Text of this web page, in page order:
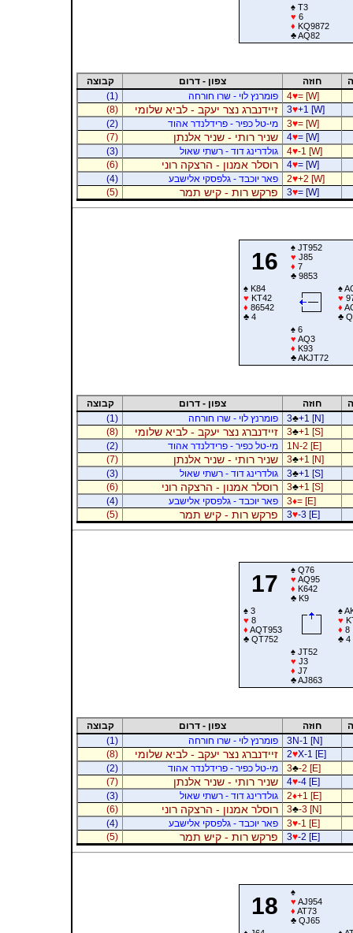
♠T3
♥ 6
♦ KQ9872
♣AQ82
חוזה צפון - דרום
קבוצה
4♥= [W] פומרנץ לוי - שרו חורחה
(1)
3♥+1 [W] זיידנברג נצר יעקב - לביא שלומי
(8)
3♥= [W] מי-טל כפיר - פרידלנדר אהוד
(2)
4♥= [W] שניר רותי - שניר אלנתן
(7)
4♥-1 [W] גולדרינג דוד - רשתי שאול
(3)
4♥= [W] רוסלר אמנון - הרצקה רוני
(6)
2♥+2 [W] פאר יוכבד - גלפסקי אלישבע
(4)
3♥= [W] פרקש רות - קיש תמר (5)
16
♠JT952
♥ J85
♦ 7
♣9853
♠K84
♥ KT42
♦ 86542
♣4
♠
♥
♦
♣
♠6
♥ AQ3
♦ K93
♣AKJT72
חוזה צפון - דרום
קבוצה
3♣+1 [N] פומרנץ לוי - שרו חורחה
(1)
3♣+1 [S] זיידנברג נצר יעקב - לביא שלומי
(8)
1N-2 [E]
מי-טל כפיר - פרידלנדר אהוד
(2)
3♣+1 [N] שניר רותי - שניר אלנתן
(7)
3♣+1 [S] גולדרינג דוד - רשתי שאול
(3)
3♣+1 [S] רוסלר אמנון - הרצקה רוני
(6)
3♦= [E] פאר יוכבד - גלפסקי אלישבע
(4)
3♥-3 [E] פרקש רות - קיש תמר (5)
17
♠Q76
♥ AQ95
♦ K642
♣K9
♠3
♥ 8
♦ AQT953
♣QT752
♠
♥
♦ 8
♣4
♠JT52
♥ J3
♦ J7
♣AJ863
חוזה צפון - דרום
קבוצה
3N-1 [N]
פומרנץ לוי - שרו חורחה
(1)
2♥X-1 [E] זיידנברג נצר יעקב - לביא שלומי
(8)
3♣-2 [E] מי-טל כפיר - פרידלנדר אהוד
(2)
4♥-4 [E] שניר רותי - שניר אלנתן
(7)
2♦+1 [E] גולדרינג דוד - רשתי שאול
(3)
3♣-3 [N] רוסלר אמנון - הרצקה רוני
(6)
3♥-1 [E] פאר יוכבד - גלפסקי אלישבע
(4)
3♥-2 [E] פרקש רות - קיש תמר (5)
18
♠
♥ AJ954
♦ AT73
♣QJ65